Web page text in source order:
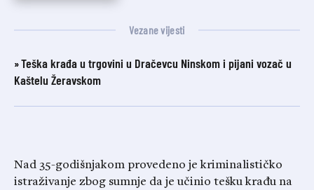
Vezane vijesti
Teška krađa u trgovini u Dračevcu Ninskom i pijani vozač u
Kaštelu Žeravskom
Nad 35-godišnjakom provedeno je kriminalističko
istraživanje zbog sumnje da je učinio tešku krađu na